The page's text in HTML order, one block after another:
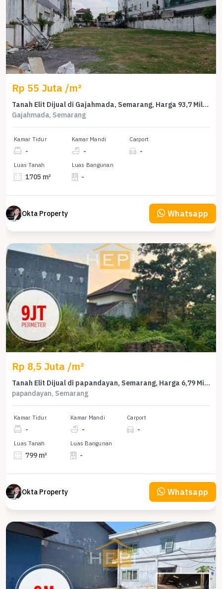
Rp 55 Juta /m²
Tanah Elit Dijual di Gajahmada, Semarang, Harga 93,7 Miliar
Gajahmada, Semarang
Kamar Tidur
-
Kamar Mandi
-
Carport
-
Luas Tanah
1705 m²
Luas Bangunan
-
Okta Property Whatsapp
Rp 8,5 Juta /m²
Tanah Elit Dijual di papandayan, Semarang, Harga 6,79 Miliar
papandayan, Semarang
Kamar Tidur
-
Kamar Mandi
-
Carport
-
Luas Tanah
799 m²
Luas Bangunan
-
Okta Property Whatsapp